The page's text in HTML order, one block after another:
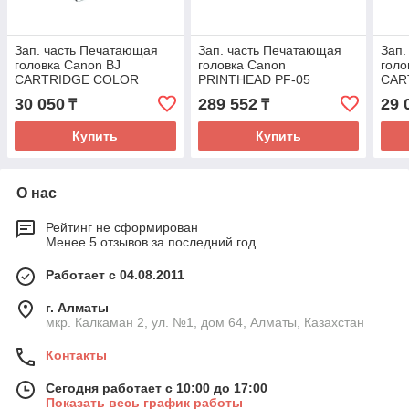
Зап. часть Печатающая
головка Canon BJ
CARTRIDGE COLOR
(QY6-8018-030)
30 050 ₸
Купить
Зап. часть Печатающая
головка Canon
PRINTHEAD PF-05
(3872B001AA)
289 552₸
Купить
29
О нас
Рейтинг не сформирован
Менее 5 отзывов за последний год
Работает с 04.08.2011
г. Алматы
мкр. Калкаман 2, ул. №1, дом 64, Алматы, Казахстан
Контакты
Сегодня работает с 10:00 до 17:00
Показать весь график работы